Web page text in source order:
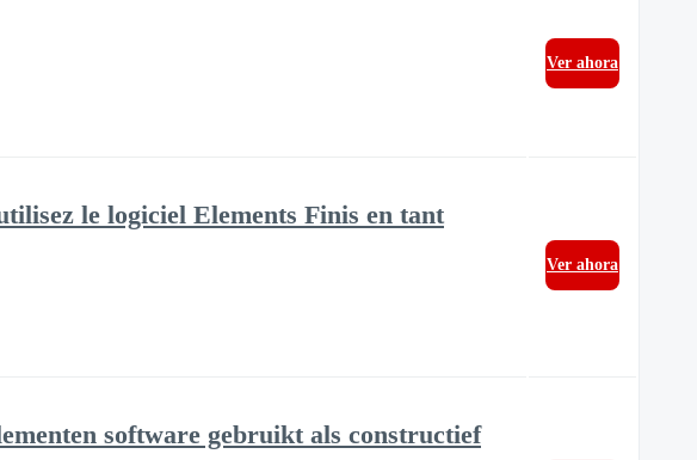
Ver ahora
le logiciel Elements Finis en tant
Ver ahora
software gebruikt als constructief